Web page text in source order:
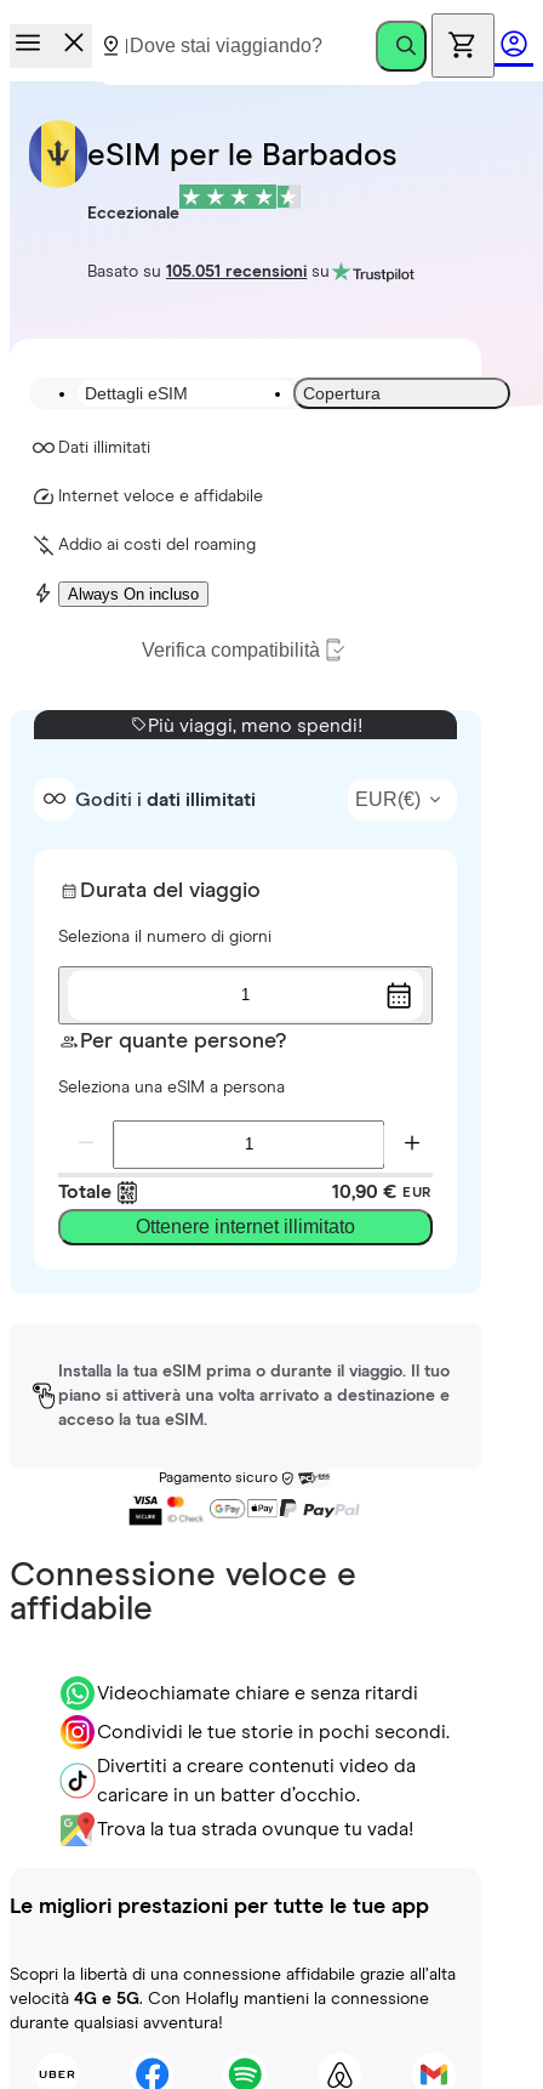
eSIM per le Barbados
Eccezionale
Basato su105.051 recensioni su
Dettagli eSIM Copertura
Dati illimitati
Internet veloce e affidabile
Addio ai costi del roaming
Always On incluso
Verifica compatibilità
Più viaggi, meno spendi!
Goditi i dati illimitati EUR(€)
Durata del viaggio
Seleziona il numero di giorni
1
Per quante persone?
Seleziona una eSIM a persona
Totale 10,90 € EUR
Ottenere internet illimitato
Installa la tua eSIM prima o durante il viaggio. Il tuo
piano si attiverà una volta arrivato a destinazione e
acceso la tua eSIM.
Pagamento sicuro
Connessione veloce e
affidabile
Videochiamate chiare e senza ritardi
Condividi le tue storie in pochi secondi.
Divertiti a creare contenuti video da
caricare in un batter d’occhio.
Trova la tua strada ovunque tu vada!
Le migliori prestazioni per tutte le tue app
Scopri la libertà di una connessione affidabile grazie all’alta
velocità 4G e 5G. Con Holafly mantieni la connessione
durante qualsiasi avventura!